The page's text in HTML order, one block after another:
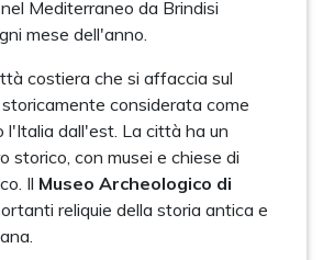
Mediterraneo da Brindisi
mese dell'anno.
costiera che si affaccia sul
considerata come
l'Italia dall'est. La città ha un
storico, con musei e chiese di
Il Museo Archeologico di
reliquie della storia antica e